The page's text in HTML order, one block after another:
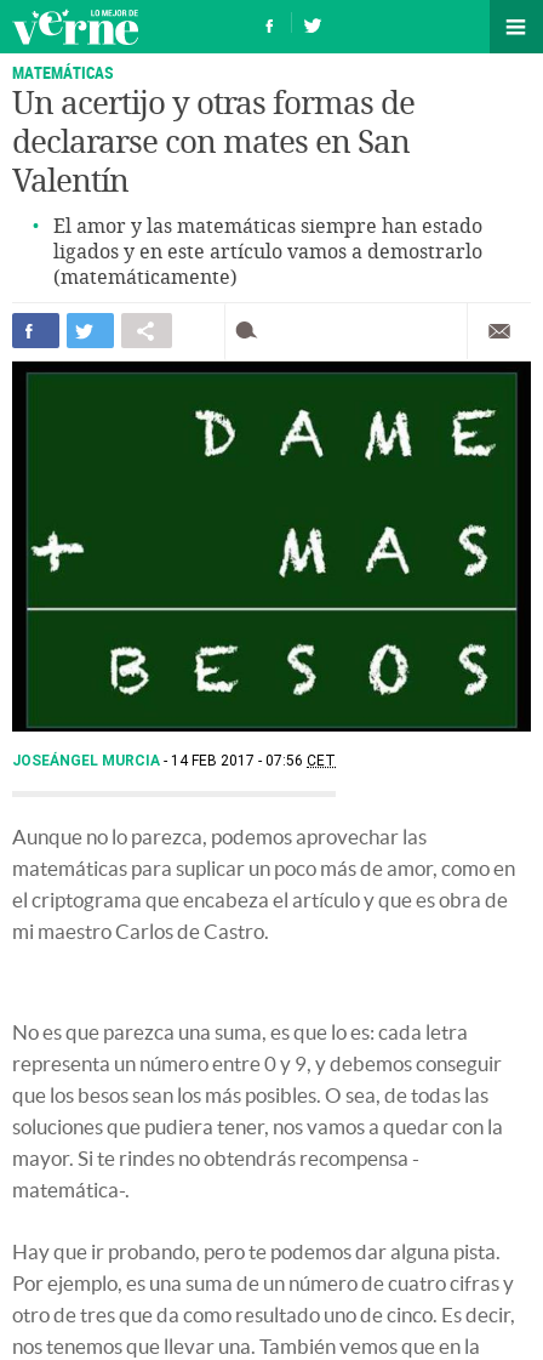
MATEMÁTICAS
Un acertijo y otras formas de
declararse con mates en San
Valentín
El amor y las matemáticas siempre han estado
ligados y en este artículo vamos a demostrarlo
(matemáticamente)
JOSEÁNGEL MURCIA 14 FEB 2017 - 07:56 CET
Aunque no lo parezca, podemos aprovechar las
matemáticas para suplicar un poco más de amor, como en
el criptograma que encabeza el artículo y que es obra de
mi maestro Carlos de Castro.
No es que parezca una suma, es que lo es: cada letra
representa un número entre 0 y 9, y debemos conseguir
que los besos sean los más posibles. O sea, de todas las
soluciones que pudiera tener, nos vamos a quedar con la
mayor. Si te rindes no obtendrás recompensa -
matemática-.
Hay que ir probando, pero te podemos dar alguna pista.
Por ejemplo, es una suma de un número de cuatro cifras y
otro de tres que da como resultado uno de cinco. Es decir,
nos tenemos que llevar una. También vemos que en la